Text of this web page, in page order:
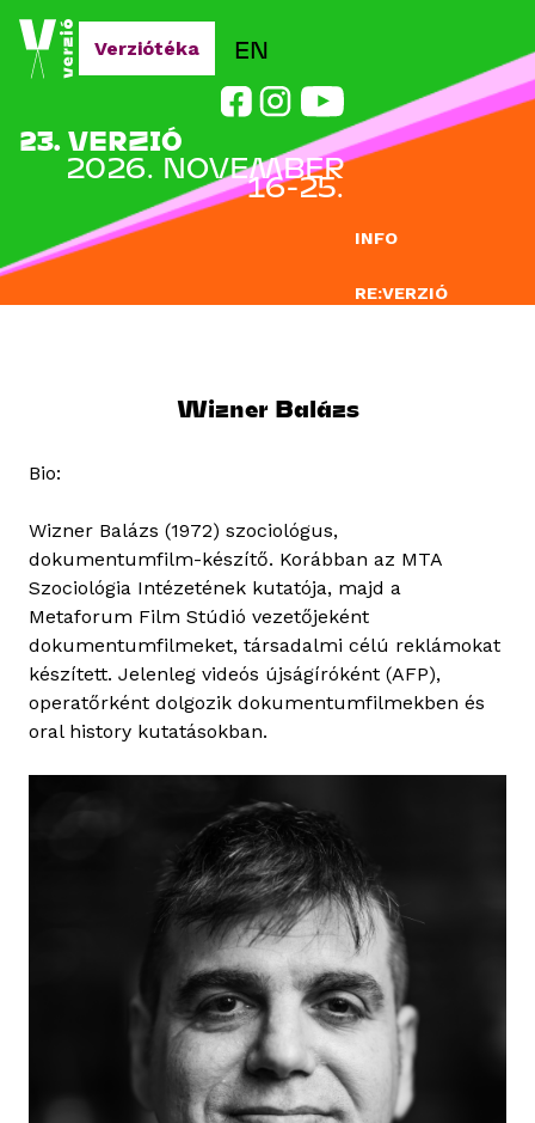
Jump to navigation
INFO
RE:VERZIÓ
EN
23. VERZIÓ
2026. NOVEMBER
16-25.
Verziótéka
Wizner Balázs
Bio:
Wizner Balázs (1972) szociológus,
dokumentumfilm-készítő. Korábban az MTA
Szociológia Intézetének kutatója, majd a
Metaforum Film Stúdió vezetőjeként
dokumentumfilmeket, társadalmi célú reklámokat
készített. Jelenleg videós újságíróként (AFP),
operatőrként dolgozik dokumentumfilmekben és
oral history kutatásokban.